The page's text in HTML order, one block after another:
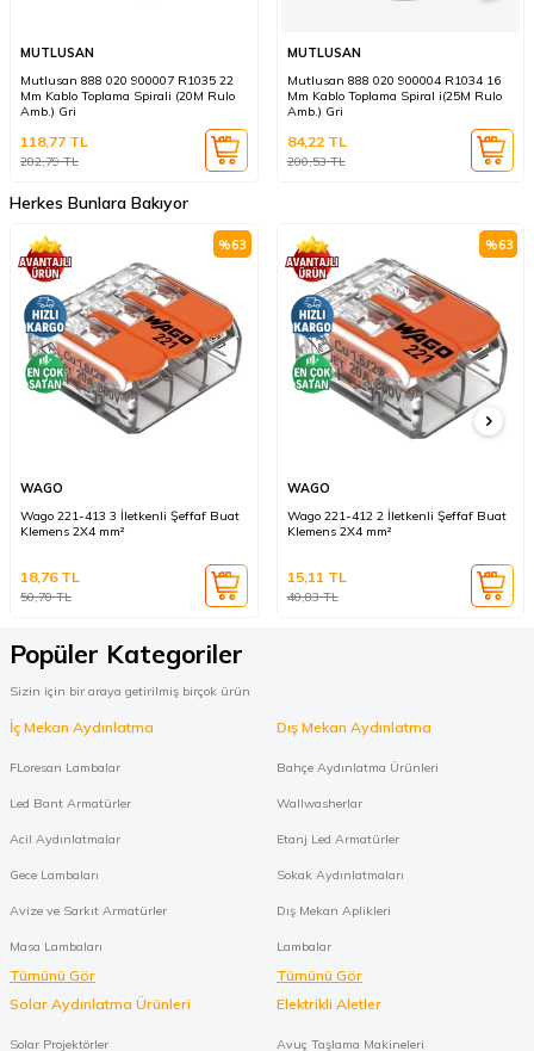
MUTLUSAN
Mutlusan 888 020 900007 R1035 22
Mm Kablo Toplama Spirali (20M Rulo
Amb.) Gri
282,79TL
118,77 TL
MUTLUSAN
Mutlusan 888 020 900004 R1034 16
Mm Kablo Toplama Spiral i(25M Rulo
Amb.) Gri
200,53TL
84,22TL
Herkes Bunlara Bakıyor
%63
WAGO
Wago 221-413 3 İletkenli Şeffaf Buat
Klemens 2X4 mm²
50,70TL
18,76TL
%63
WAGO
Wago 221-412 2 İletkenli Şeffaf Buat
Klemens 2X4 mm²
40,83TL
15,11 TL
Popüler Kategoriler
Sizin için bir araya getirilmiş birçok ürün
İç Mekan Aydınlatma
FLoresan Lambalar
Led Bant Armatürler
Acil Aydınlatmalar
Gece Lambaları
Avize ve Sarkıt Armatürler
Masa Lambaları
Tümünü Gör
Dış Mekan Aydınlatma
Bahçe Aydınlatma Ürünleri
Wallwasherlar
Etanj Led Armatürler
Sokak Aydınlatmaları
Dış Mekan Aplikleri
Lambalar
Tümünü Gör
Solar Aydınlatma Ürünleri
Solar Projektörler
Elektrikli Aletler
Avuç Taşlama Makineleri